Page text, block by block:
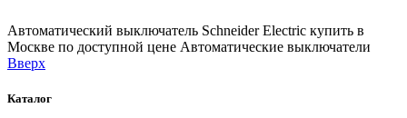
Автоматический выключатель Schneider Electric купить в
Москве по доступной цене Автоматические выключатели
Вверх
Каталог